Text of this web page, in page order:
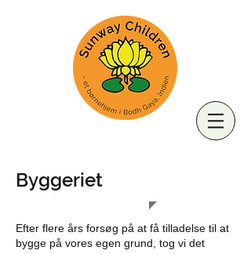
Byggeriet
Efter flere års forsøg på at få tilladelse til at
bygge på vores egen grund, tog vi det